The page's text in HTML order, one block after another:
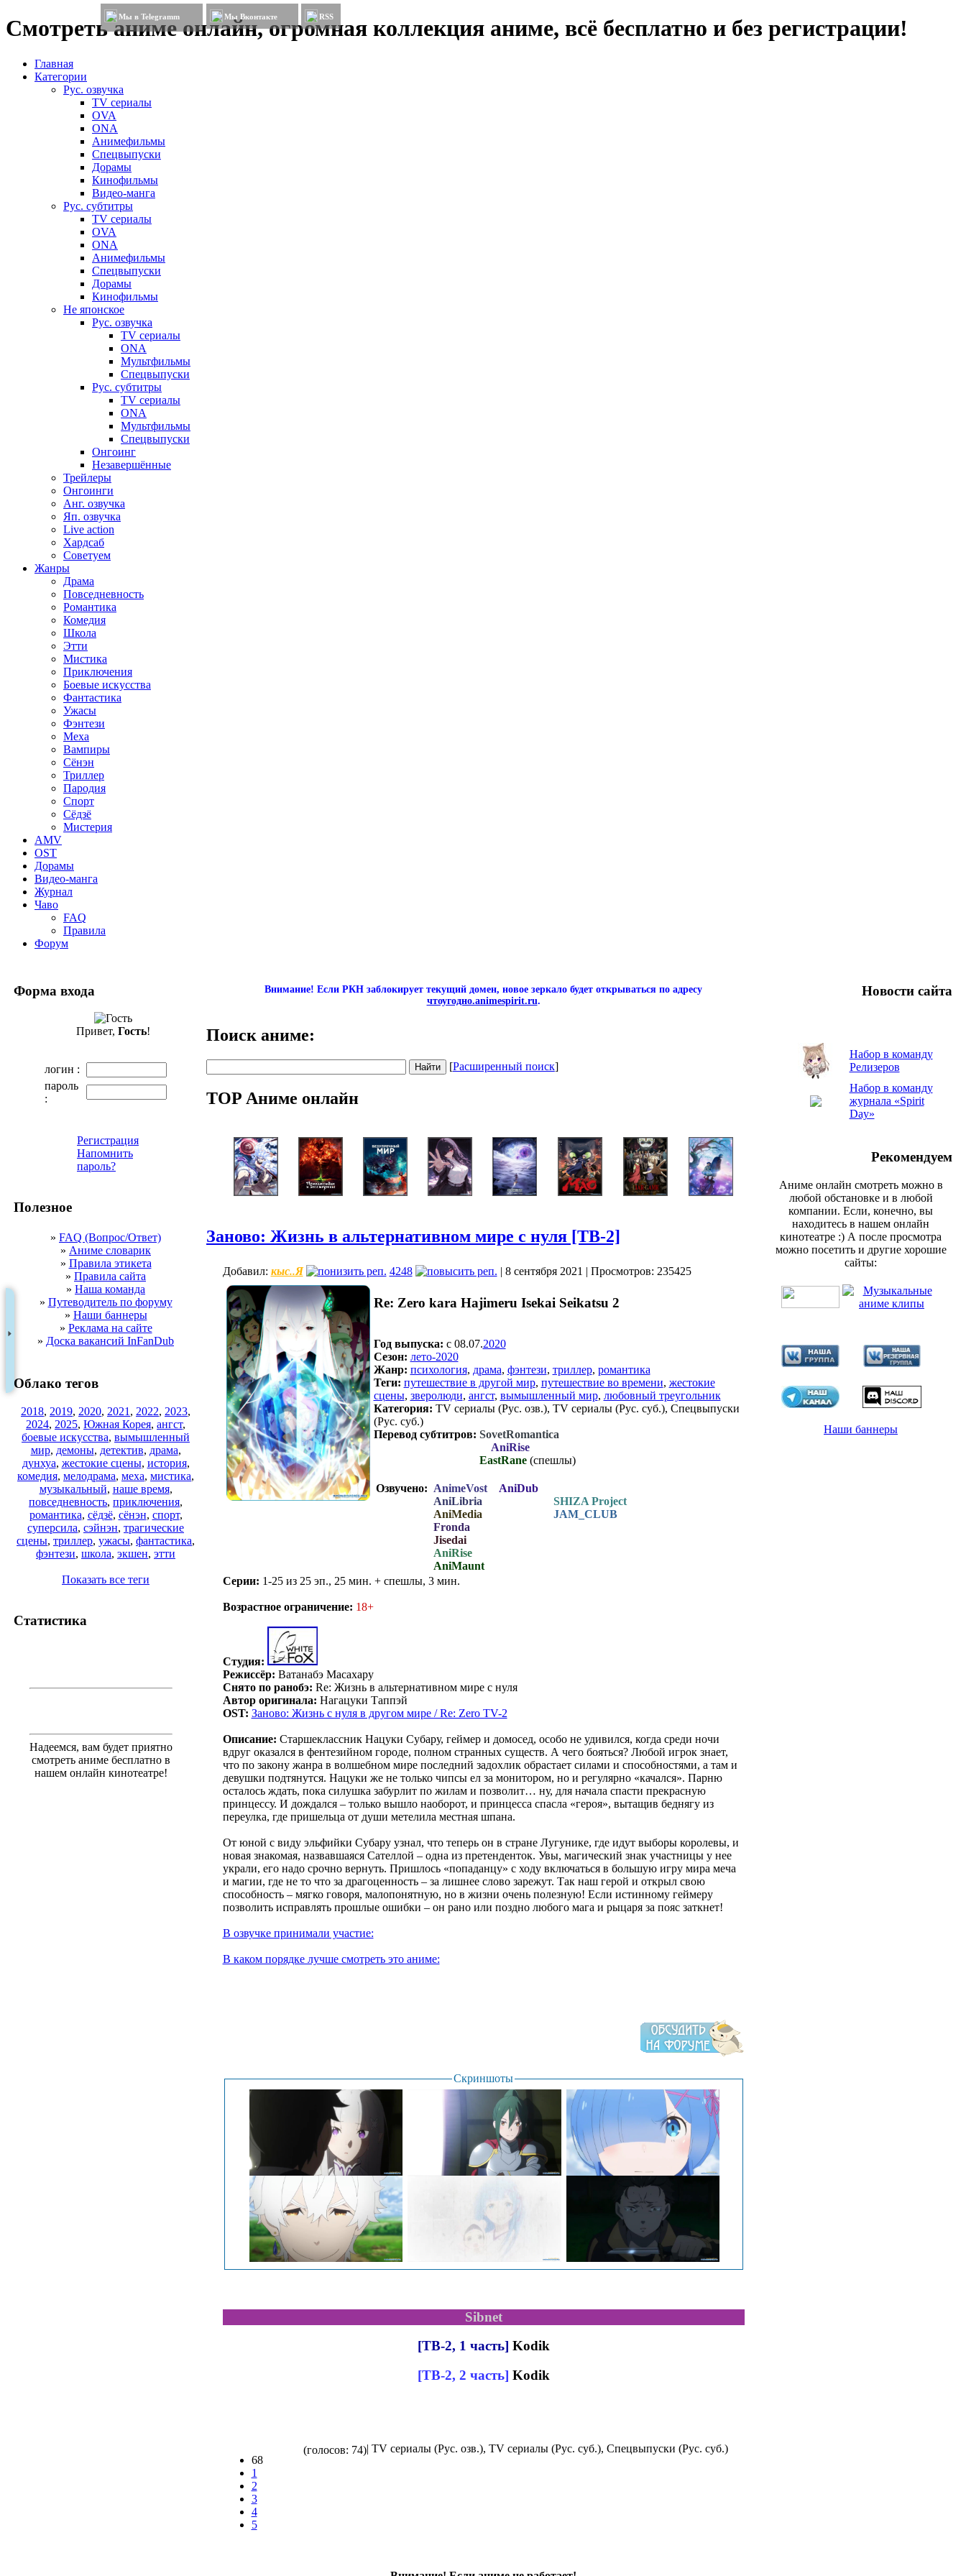
Смотреть аниме онлайн, огромная коллекция аниме, всё бесплатно и без регистрации!
Мы в Telegramm Мы Вконтакте RSS
Главная
Категории
Рус. озвучка
TV сериалы
OVA
ONA
Анимефильмы
Спецвыпуски
Дорамы
Кинофильмы
Видео-манга
Рус. субтитры
TV сериалы
OVA
ONA
Анимефильмы
Спецвыпуски
Дорамы
Кинофильмы
Не японское
Рус. озвучка
TV сериалы
ONA
Мультфильмы
Спецвыпуски
Рус. субтитры
TV сериалы
ONA
Мультфильмы
Спецвыпуски
Онгоинг
Незавершённые
Трейлеры
Онгоинги
Анг. озвучка
Яп. озвучка
Live action
Хардсаб
Советуем
Жанры
Драма
Повседневность
Романтика
Комедия
Школа
Этти
Мистика
Приключения
Боевые искусства
Фантастика
Ужасы
Фэнтези
Меха
Вампиры
Сёнэн
Триллер
Пародия
Спорт
Сёдзё
Мистерия
AMV
OST
Дорамы
Видео-манга
Журнал
Чаво
FAQ
Правила
Форум
Форма входа
Привет, Гость!
логин :
пароль
:
Регистрация
Напомнить
пароль?
Полезное
» FAQ (Вопрос/Ответ)
» Аниме словарик
» Правила этикета
» Правила сайта
» Наша команда
» Путеводитель по форуму
» Наши баннеры
» Реклама на сайте
» Доска вакансий InFanDub
Облако тегов
2018, 2019, 2020, 2021 , 2022, 2023,
2024, 2025, Южная Корея, ангст,
боевые искусства, вымышленный
мир, демоны, детектив, драма,
дунхуа, жестокие сцены, история,
комедия, мелодрама, меха, мистика,
музыкальный, наше время,
повседневность, приключения,
романтика, сёдзё, сёнэн, спорт,
суперсила, сэйнэн, трагические
сцены, триллер, ужасы, фантастика,
фэнтези, школа, экшен, этти
Показать все теги
Статистика
Надеемся, вам будет приятно
смотреть аниме бесплатно в
нашем онлайн кинотеатре!
Внимание! Если РКН заблокирует текущий домен, новое зеркало будет открываться по адресу
чтоугодно.animespirit.ru.
Поиск аниме:
[Расширенный поиск]
TOP Аниме онлайн
Заново: Жизнь в альтернативном мире с нуля [ТВ-2]
Добавил: кыс..Я 4248 | 8 сентября 2021 | Просмотров: 235425
Re: Zero kara Hajimeru Isekai Seikatsu 2
Год выпуска: c 08.07.2020
Сезон: лето-2020
Жанр: психология, драма, фэнтези, триллер, романтика
Теги: путешествие в другой мир, путешествие во времени, жестокие
сцены, зверолюди, ангст, вымышленный мир, любовный треугольник
Категория: TV сериалы (Рус. озв.), TV сериалы (Рус. суб.), Спецвыпуски
(Рус. суб.)
Перевод субтитров: SovetRomantica
AniRise
EastRane(спешлы)
Озвучено: AnimeVost
AniLibria
AniMedia
Fronda
Jisedai
AniRise
AniMaunt
AniDub
SHIZA Project
JAM_CLUB
Серии: 1-25 из 25 эп., 25 мин. + спешлы, 3 мин.
Возрастное ограничение: 18+
Студия:
Режиссёр: Ватанабэ Масахару
Снято по ранобэ: Re: Жизнь в альтернативном мире с нуля
Автор оригинала: Нагацуки Таппэй
OST: Заново: Жизнь с нуля в другом мире / Re: Zero TV-2
Описание: Старшеклассник Нацуки Субару, геймер и домосед, особо не удивился, когда среди ночи
вдруг оказался в фентезийном городе, полном странных существ. А чего бояться? Любой игрок знает,
что по закону жанра в волшебном мире последний задохлик обрастает силами и способностями, а там и
девушки подтянутся. Нацуки же не только чипсы ел за монитором, но и регулярно «качался». Парню
осталось ждать, пока силушка забурлит по жилам и позволит… ну, для начала спасти прекрасную
принцессу. И дождался – только вышло наоборот, и принцесса спасла «героя», вытащив беднягу из
переулка, где пришельца от души метелила местная шпана.
От юной с виду эльфийки Субару узнал, что теперь он в стране Лугунике, где идут выборы королевы, и
новая знакомая, назвавшаяся Сателлой – одна из претенденток. Увы, магический знак участницы у нее
украли, его надо срочно вернуть. Пришлось «попаданцу» с ходу включаться в большую игру мира меча
и магии, где не то что за драгоценность – за лишнее слово зарежут. Так наш герой и открыл свою
способность – мягко говоря, малопонятную, но в жизни очень полезную! Если истинному геймеру
позволить исправлять прошлые ошибки – он рано или поздно любого мага и рыцаря за пояс заткнет!
В озвучке принимали участие:
В каком порядке лучше смотреть это аниме:
Скриншоты
Sibnet
[ТВ-2, 1 часть] Kodik
[ТВ-2, 2 часть] Kodik
68
1
2
3
4
5
(голосов: 74)| TV сериалы (Рус. озв.), TV сериалы (Рус. суб.), Спецвыпуски (Рус. суб.)
Новости сайта
Набор в команду
Релизеров
Набор в команду
журнала «Spirit
Day»
Рекомендуем
Аниме онлайн смотреть можно в
любой обстановке и в любой
компании. Если, конечно, вы
находитесь в нашем онлайн
кинотеатре :) А после просмотра
можно посетить и другие хорошие
сайты:
Наши баннеры